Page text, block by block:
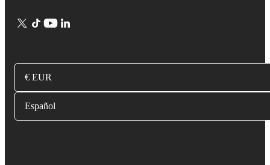
€ EUR
Español